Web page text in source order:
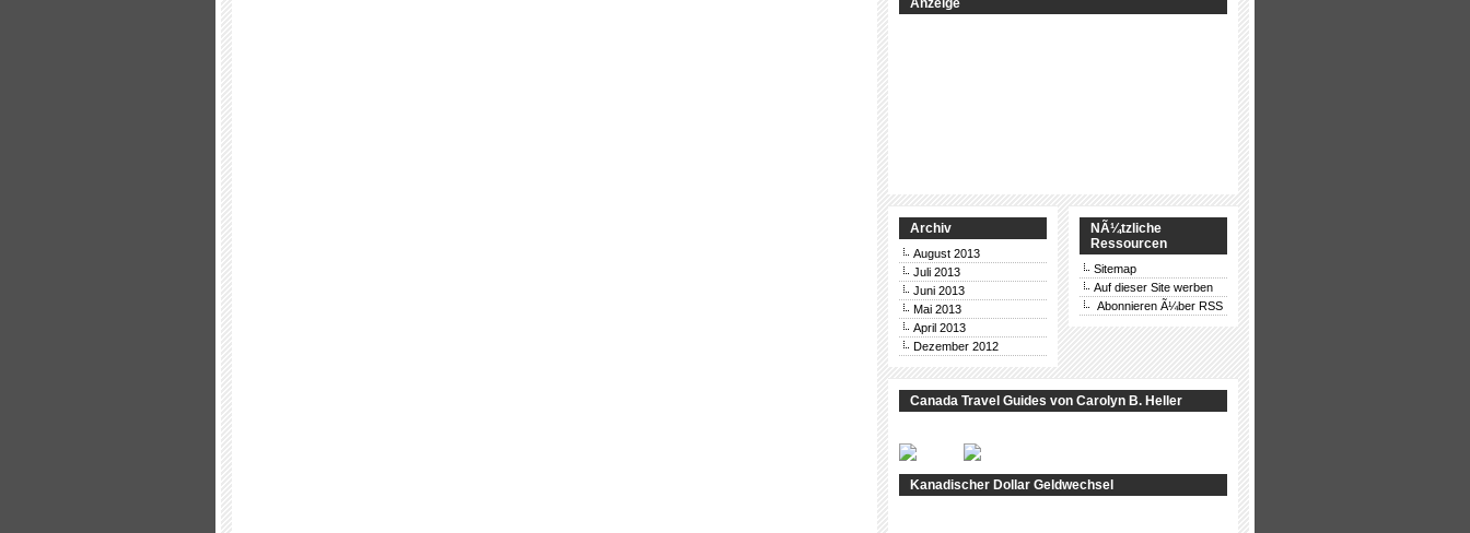
Anzeige
Archiv
August 2013
Juli 2013
Juni 2013
Mai 2013
April 2013
Dezember 2012
NÃ¼tzliche
Ressourcen
Sitemap
Auf dieser Site werben
Abonnieren Ã¼ber RSS
Canada Travel Guides von Carolyn B. Heller
Kanadischer Dollar Geldwechsel